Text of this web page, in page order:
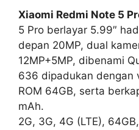
Xiaomi Redmi Note 5
5 Pro berlayar 5.99″
depan 20MP, dual
12MP+5MP, dibenami
636 dipadukan dengan
ROM 64GB, serta
mAh.
2G, 3G, 4G (LTE),